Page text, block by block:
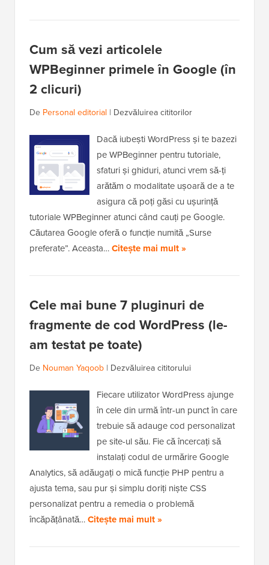
Cum să vezi articolele
WPBeginner primele în Google (în
2 clicuri)
De Personal editorial | Dezvăluirea cititorilor
Dacă iubești WordPress și te bazezi
pe WPBeginner pentru tutoriale,
sfaturi și ghiduri, atunci vrem să-ți
arătăm o modalitate ușoară de a te
asigura că poți găsi cu ușurință
tutoriale WPBeginner atunci când cauți pe Google.
Căutarea Google oferă o funcție numită „Surse
preferate”. Aceasta…Citește mai mult »
Cele mai bune 7 pluginuri de
fragmente de cod WordPress (le-
am testat pe toate)
De Nouman Yaqoob | Dezvăluirea cititorului
Fiecare utilizator WordPress ajunge
în cele din urmă într-un punct în care
trebuie să adauge cod personalizat
pe site-ul său. Fie că încercați să
instalați codul de urmărire Google
Analytics, să adăugați o mică funcție PHP pentru a
ajusta tema, sau pur și simplu doriți niște CSS
personalizat pentru a remedia o problemă
încăpățânată…Citește mai mult »